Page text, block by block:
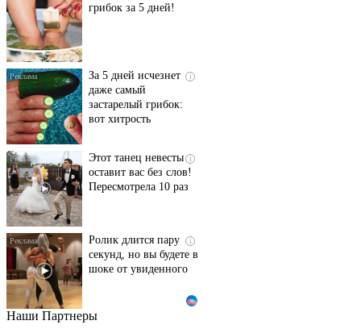
грибок за 5 дней!
i
За 5 дней исчезнет
даже самый
застарелый грибок:
вот хитрость
i
Этот танец невесты
оставит вас без слов!
Пересмотрела 10 раз
i
Ролик длится пару
секунд, но вы будете в
шоке от увиденного
Ролик из Омска: вы
Наши Партнеры